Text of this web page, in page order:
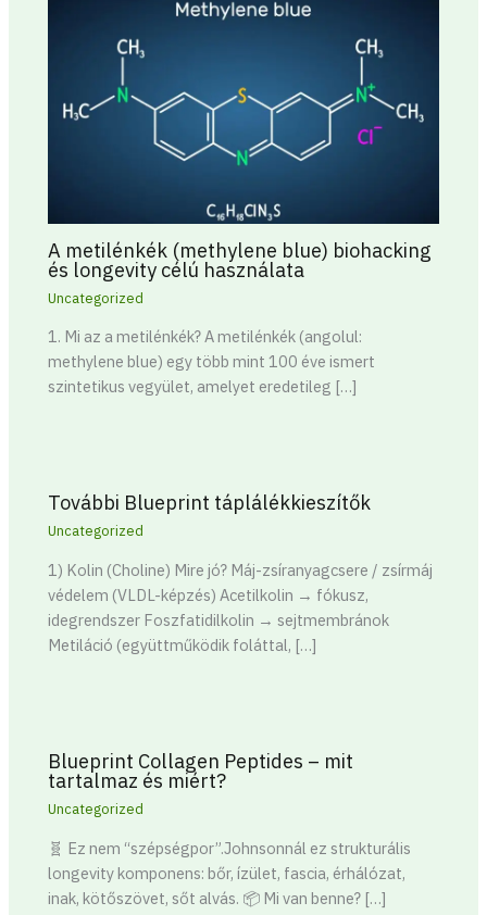
A metilénkék (methylene blue) biohacking
és longevity célú használata
Uncategorized
1. Mi az a metilénkék? A metilénkék (angolul:
methylene blue) egy több mint 100 éve ismert
szintetikus vegyület, amelyet eredetileg […]
További Blueprint táplálékkieszítők
Uncategorized
1) Kolin (Choline) Mire jó? Máj-zsíranyagcsere / zsírmáj
védelem (VLDL-képzés) Acetilkolin → fókusz,
idegrendszer Foszfatidilkolin → sejtmembránok
Metiláció (együttműködik foláttal, […]
Blueprint Collagen Peptides – mit
tartalmaz és miért?
Uncategorized
🧬 Ez nem “szépségpor”.Johnsonnál ez strukturális
longevity komponens: bőr, ízület, fascia, érhálózat,
inak, kötőszövet, sőt alvás. 📦 Mi van benne? […]